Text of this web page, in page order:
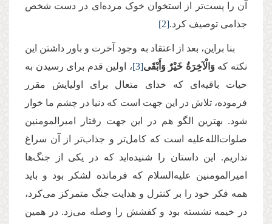
آن را پست‌تر از استخوان خوک مرده‌ای در دست شخص
جذامی توصیف كرد.[2]
بنا براین، بعد از اعتقاد به وجود آخرت و باور داشتن این
نكته كهوَالْآخِرَةُ خَیْرٌ وَأَبْقَى[3]، اولین قدم برای رسیدن به
حیات باقیه‌ای که خدای متعال برای اولیایش مقرر
فرموده، تلاش در این جهت است كه دنیا در چشم ما خوار
شود. بهترین الگو هم در این جهت رفتار امیرالمومنین
صلوات‌الله‌علیه است که کامل‌تر و جذاب‌تر از آن سراغ
نداریم. این داستان را شنیده‌اید كه در یكی از جنگ‌ها
امیرالمومنین علیه‌السلام كه فرمانده لشكر بود و باید
همه فكر خود را بر كنترل و هدایت جنگ متمركز می‌كرد،
در خیمه نشسته بود و کفشش را وصله می‌زد. در همین